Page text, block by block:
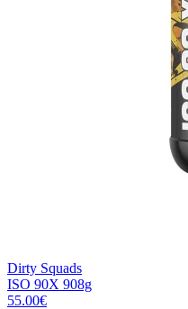
Dirty Squads
ISO 90X 908g
55.00€